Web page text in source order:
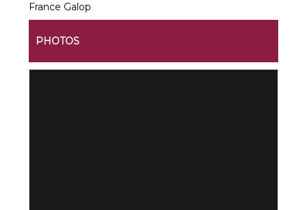
France Galop
PHOTOS